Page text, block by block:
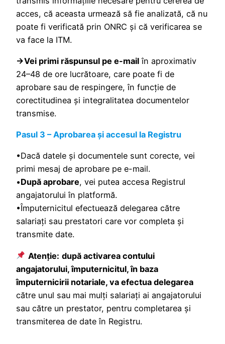
acces, că aceasta urmează să fie analizată, că nu
poate fi verificată prin ONRC și că verificarea se
va face la ITM.
→Vei primi răspunsul pe e-mail în aproximativ
24–48 de ore lucrătoare, care poate fi de
aprobare sau de respingere, în funcție de
corectitudinea și integralitatea documentelor
transmise.
Pasul 3 – Aprobarea și accesul la Registru
•Dacă datele și documentele sunt corecte, vei
primi mesaj de aprobare pe e-mail.
•După aprobare, vei putea accesa Registrul
angajatorului în platformă.
•Împuternicitul efectuează delegarea către
salariați sau prestatori care vor completa și
transmite date.
Atenție: după activarea contului
angajatorului, împuternicitul, în baza
împuternicirii notariale, va efectua delegarea
către unul sau mai mulți salariați ai angajatorului
sau către un prestator, pentru completarea și
transmiterea de date în Registru.